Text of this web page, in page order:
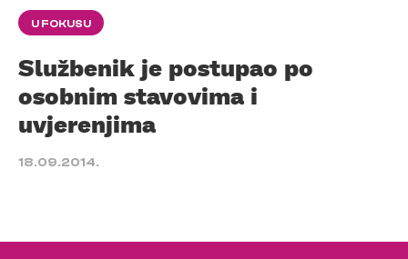
U FOKUSU
Službenik je postupao po
osobnim stavovima i
uvjerenjima
18.09.2014.